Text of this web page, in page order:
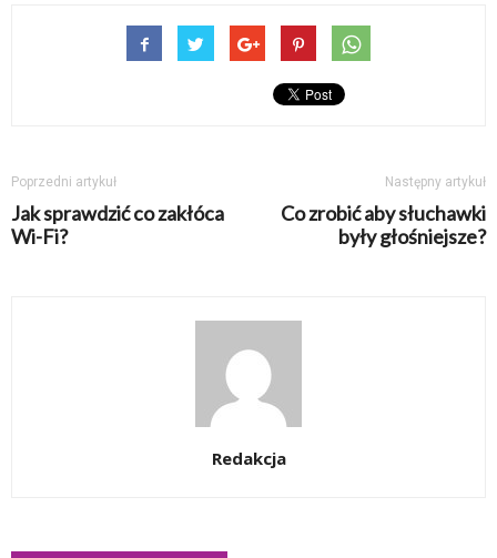
Poprzedni artykuł
Jak sprawdzić co zakłóca
Wi-Fi?
Następny artykuł
Co zrobić aby słuchawki
były głośniejsze?
Redakcja